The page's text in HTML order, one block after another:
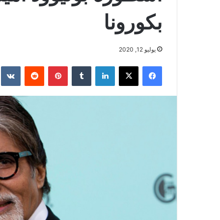
بكورونا
يوليو 12, 2020
فيسبوك ‫X لينكدإن بينتيريست